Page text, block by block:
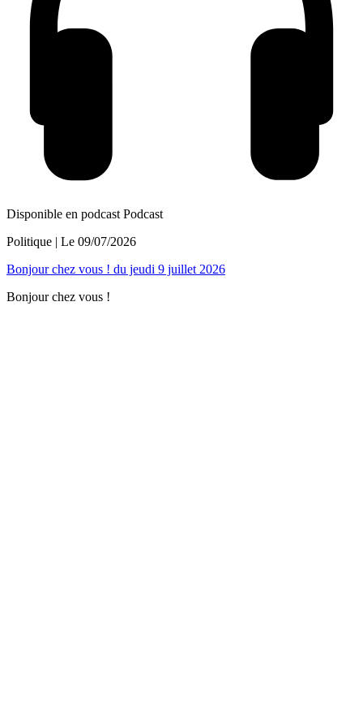
Disponible en podcast Podcast
Politique | Le 09/07/2026
Bonjour chez vous ! du jeudi 9 juillet 2026
Bonjour chez vous !